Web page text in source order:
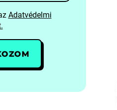
Adatvédelmi